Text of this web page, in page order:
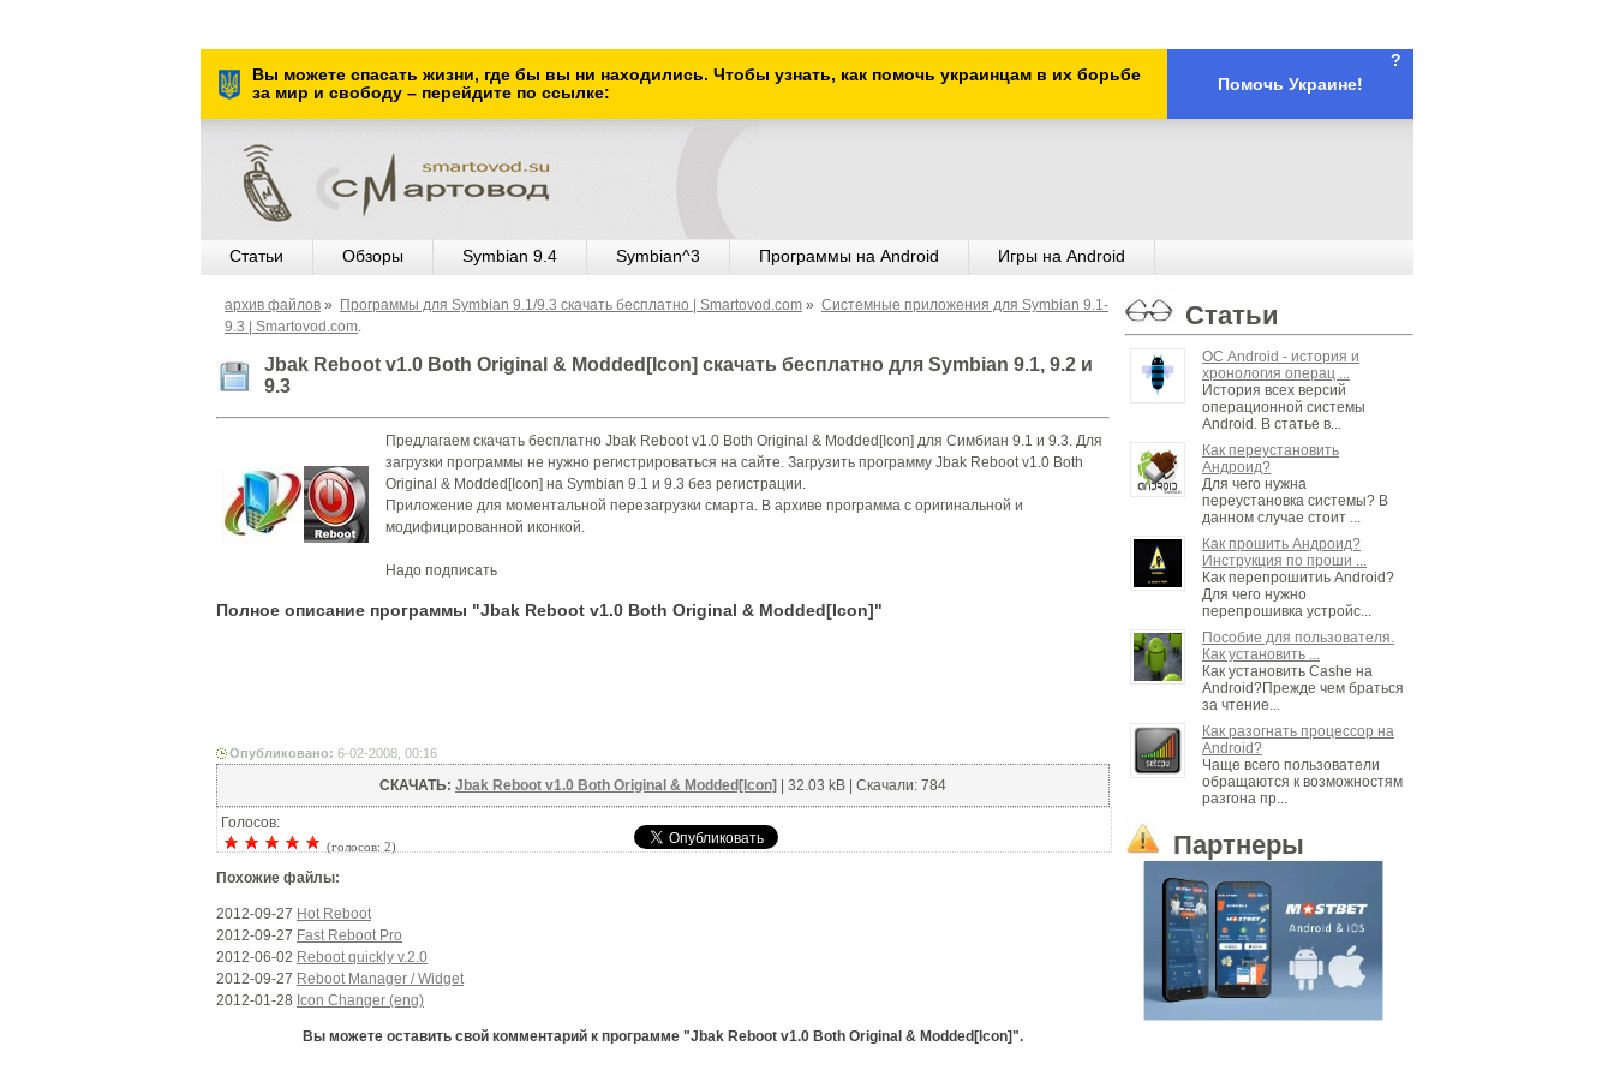
Вы можете спасать жизни, где бы вы ни находились. Чтобы узнать, как помочь украинцам в их борьбе
за мир и свободу – перейдите по ссылке:
Помочь Украине!
?
Статьи Обзоры Symbian 9.4 Symbian^3 Программы на Android Игры на Android
архив файлов » Программы для Symbian 9.1/9.3 скачать бесплатно | Smartovod.com » Системные приложения для Symbian 9.1-
9.3 | Smartovod.com.
Jbak Reboot v1.0 Both Original & Modded[Icon] скачать бесплатно для Symbian 9.1, 9.2 и
9.3
Предлагаем скачать бесплатно Jbak Reboot v1.0 Both Original & Modded[Icon] для Симбиан 9.1 и 9.3. Для
загрузки программы не нужно регистрироваться на сайте. Загрузить программу Jbak Reboot v1.0 Both
Original & Modded[Icon] на Symbian 9.1 и 9.3 без регистрации.
Приложение для моментальной перезагрузки смарта. В архиве программа с оригинальной и
модифицированной иконкой.
Надо подписать
Полное описание программы "Jbak Reboot v1.0 Both Original & Modded[Icon]"
Опубликовано: 6-02-2008, 00:16
СКАЧАТЬ: Jbak Reboot v1.0 Both Original & Modded[Icon] | 32.03 kB | Скачали: 784
Голосов:
(голосов: 2)
Похожие файлы:
2012-09-27 Hot Reboot
2012-09-27 Fast Reboot Pro
2012-06-02 Reboot quickly v.2.0
2012-09-27 Reboot Manager / Widget
2012-01-28 Icon Changer (eng)
Вы можете оставить свой комментарий к программе "Jbak Reboot v1.0 Both Original & Modded[Icon]".
Статьи
ОС Android - история и
хронология операц ...
История всех версий
операционной системы
Android. В статье в...
Как переустановить
Андроид?
Для чего нужна
переустановка системы? В
данном случае стоит ...
Как прошить Андроид?
Инструкция по проши ...
Как перепрошитиь Android?
Для чего нужно
перепрошивка устройс...
Пособие для пользователя.
Как установить ...
Как установить Cashe на
Android?Прежде чем браться
за чтение...
Как разогнать процессор на
Android?
Чаще всего пользователи
обращаются к возможностям
разгона пр...
Партнеры